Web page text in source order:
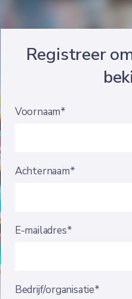
Registreer
Voornaam*
Achternaam*
E-mailadres*
Bedrijf/organisatie*